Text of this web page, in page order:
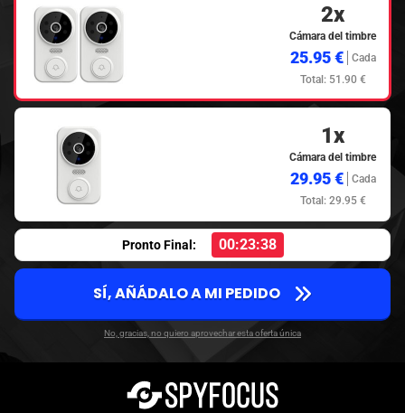
2x
Cámara del timbre
25.95 €
Cada
Total: 51.90 €
1x
Cámara del timbre
29.95 €
Cada
Total: 29.95 €
Pronto Final: 00:23:37
SÍ, AÑÁDALO A MI PEDIDO
No, gracias, no quiero aprovechar esta oferta única